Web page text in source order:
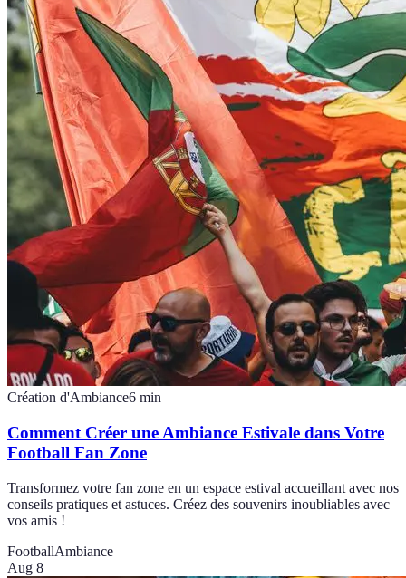
Création d'Ambiance6 min
Comment Créer une Ambiance Estivale dans Votre
Football Fan Zone
Transformez votre fan zone en un espace estival accueillant avec nos
conseils pratiques et astuces. Créez des souvenirs inoubliables avec
vos amis !
FootballAmbiance
Aug 8